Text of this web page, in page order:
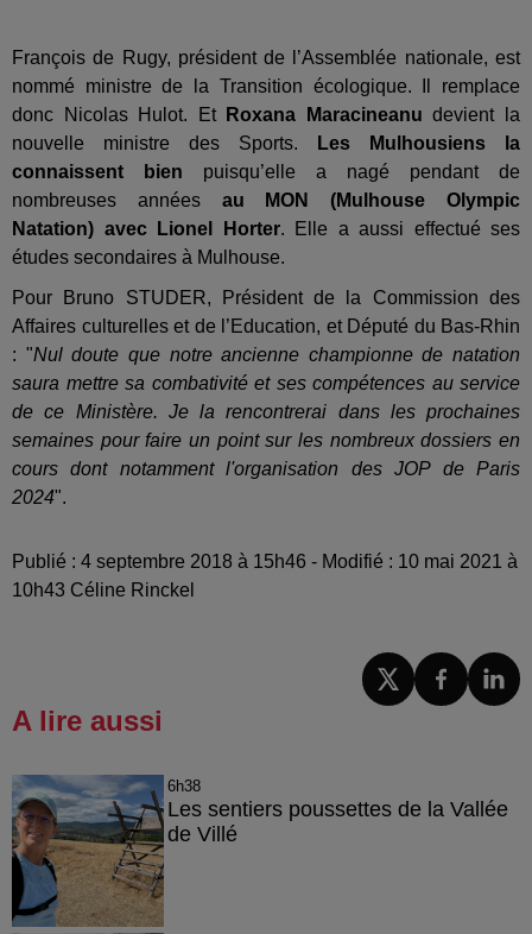
François de Rugy, président de l’Assemblée nationale, est
nommé ministre de la Transition écologique. Il remplace
donc Nicolas Hulot. Et Roxana Maracineanu devient la
nouvelle ministre des Sports.
Les Mulhousiens la
connaissent bien puisqu’elle a nagé pendant de
nombreuses années au MON (Mulhouse Olympic
Natation) avec Lionel Horter. Elle a aussi effectué ses
études secondaires à Mulhouse.
Pour
Bruno STUDER, Président de la Commission des
Affaires culturelles et de l’Education, et Député du Bas-Rhin
: "Nul doute que notre ancienne championne de natation
saura mettre sa combativité et ses compétences au service
de ce Ministère. Je la rencontrerai dans les prochaines
semaines pour faire un point sur les nombreux dossiers en
cours dont notamment l'organisation des JOP de Paris
2024".
Publié : 4 septembre 2018 à 15h46 - Modifié : 10 mai 2021 à
10h43 Céline Rinckel
A lire aussi
6h38
Les sentiers poussettes de la Vallée
de Villé